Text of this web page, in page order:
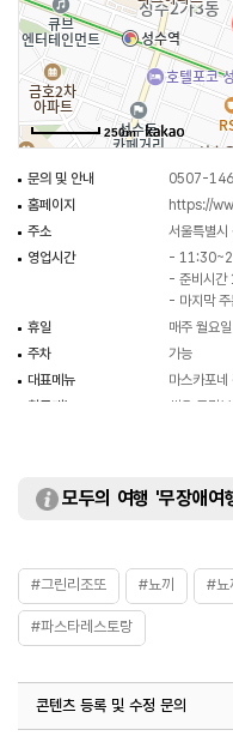
250m
문의 및 안내
0507-
홈페이지
https://
주소
서울특별
영업시간
-
- 준비시
- 마지막
휴일
매주 월요
주차
가능
대표메뉴
마스카포네
취급메뉴
새우 크럼
모두의 여행 '무장애여
#그린리조또 #뇨끼 #뇨
#파스타레스토랑
콘텐츠 등록 및 수정 문의